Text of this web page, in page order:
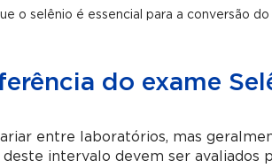
o selênio é essencial para a conversão
do exame
entre laboratórios, mas
deste intervalo devem ser avaliados